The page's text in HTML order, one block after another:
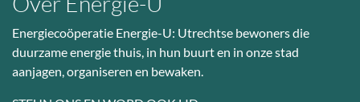
Energiecoöperatie Energie-U: Utrechtse bewoners die
duurzame energie thuis, in hun buurt en in onze stad
aanjagen, organiseren en bewaken.